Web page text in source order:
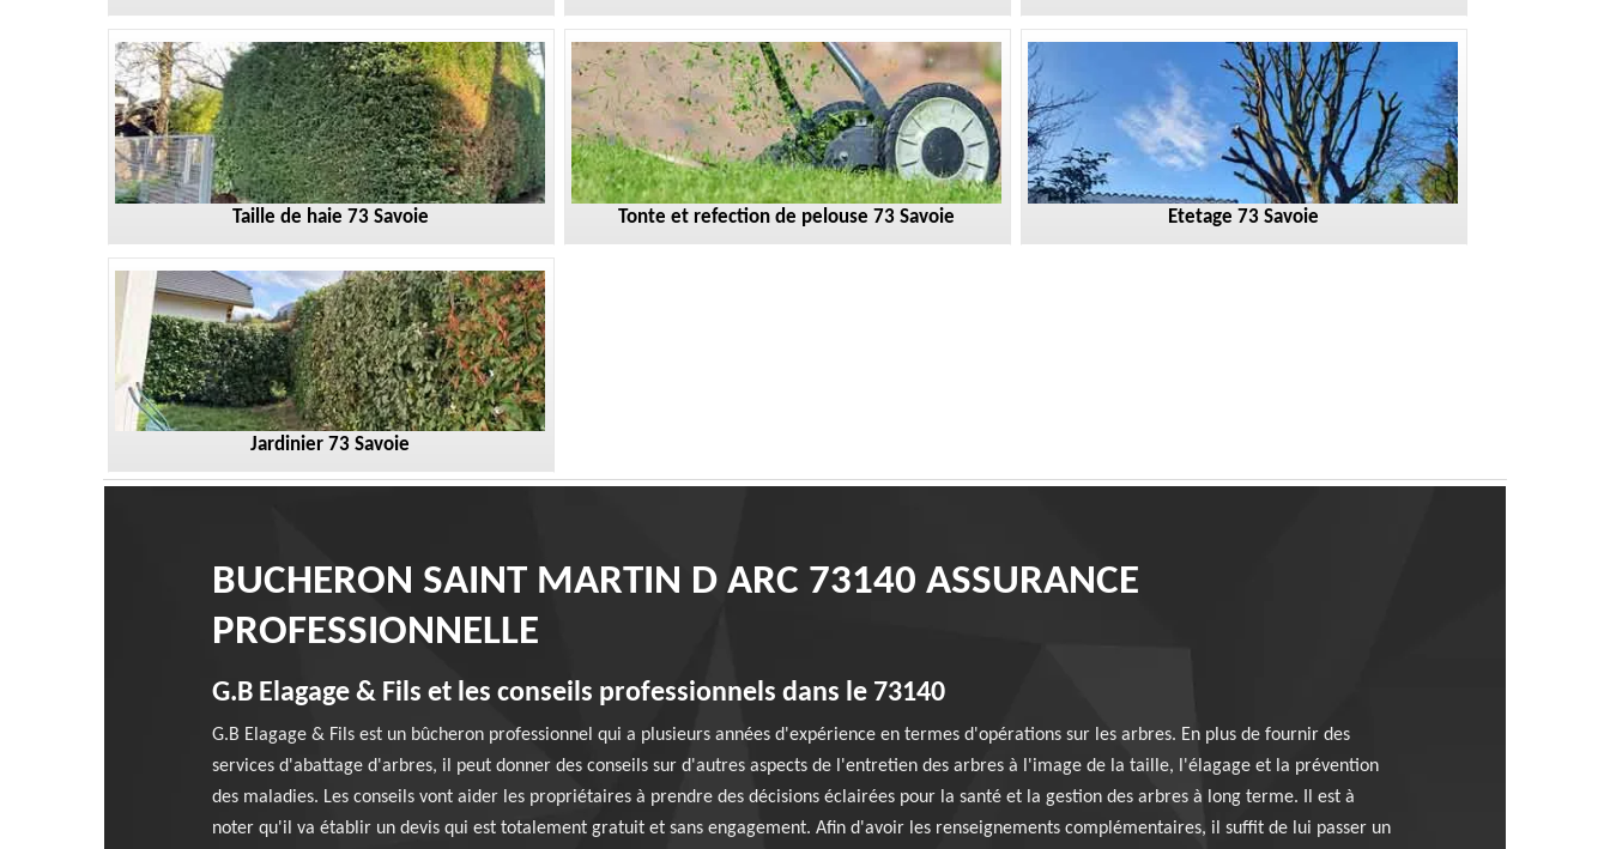
Taille de haie 73 Savoie Tonte et refection de pelouse 73 Savoie Etetage 73 Savoie
Jardinier 73 Savoie
BUCHERON SAINT MARTIN D ARC 73140 ASSURANCE
PROFESSIONNELLE
G.B Elagage & Fils et les conseils professionnels dans le 73140
G.B Elagage & Fils est un bûcheron professionnel qui a plusieurs années d'expérience en termes d'opérations sur les arbres. En plus de fournir des
services d'abattage d'arbres, il peut donner des conseils sur d'autres aspects de l'entretien des arbres à l'image de la taille, l'élagage et la prévention
des maladies. Les conseils vont aider les propriétaires à prendre des décisions éclairées pour la santé et la gestion des arbres à long terme. Il est à
noter qu'il va établir un devis qui est totalement gratuit et sans engagement. Afin d'avoir les renseignements complémentaires, il suffit de lui passer un